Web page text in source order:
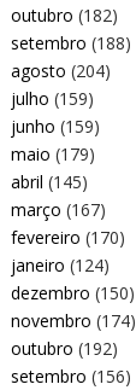
outubro (182)
setembro (188)
agosto (204)
julho (159)
junho (159)
maio (179)
abril (145)
março (167)
fevereiro (170)
janeiro (124)
dezembro (150)
novembro (174)
outubro (192)
setembro (156)